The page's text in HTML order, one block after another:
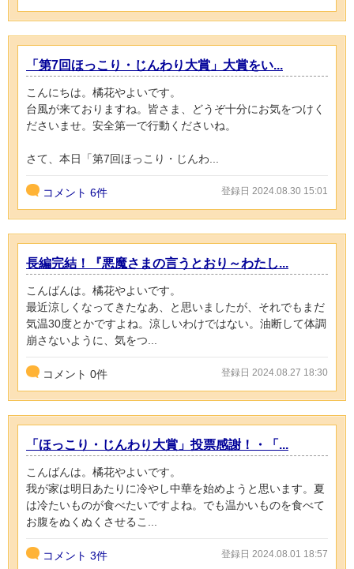
「第7回ほっこり・じんわり大賞」大賞をい...
こんにちは。橘花やよいです。
台風が来ておりますね。皆さま、どうぞ十分にお気をつけく
ださいませ。安全第一で行動くださいね。
さて、本日「第7回ほっこり・じんわ...
コメント 6件 登録日 2024.08.30 15:01
長編完結！『悪魔さまの言うとおり～わたし...
こんばんは。橘花やよいです。
最近涼しくなってきたなあ、と思いましたが、それでもまだ
気温30度とかですよね。涼しいわけではない。油断して体調
崩さないように、気をつ...
コメント 0件 登録日 2024.08.27 18:30
「ほっこり・じんわり大賞」投票感謝！・「...
こんばんは。橘花やよいです。
我が家は明日あたりに冷やし中華を始めようと思います。夏
は冷たいものが食べたいですよね。でも温かいものを食べて
お腹をぬくぬくさせるこ...
コメント 3件 登録日 2024.08.01 18:57